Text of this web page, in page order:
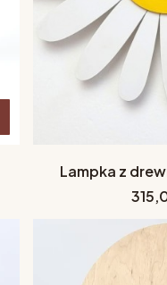
Lampka z
Cena